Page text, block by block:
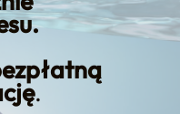
.
opinie,
oferty